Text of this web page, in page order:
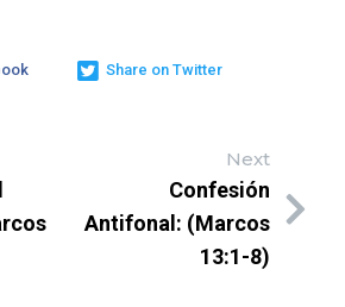
Share on Twitter
Next
Confesión
Antifonal: (Marcos
13:1-8)